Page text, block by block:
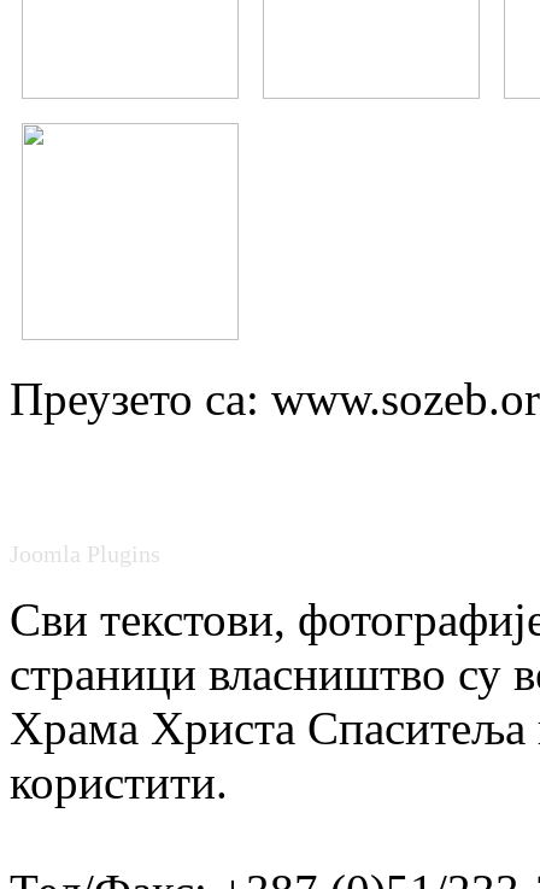
Преузето са:
Joomla Plugins
Сви текстови,
страници власништво су
Храма Христа Спаситеља
користити.